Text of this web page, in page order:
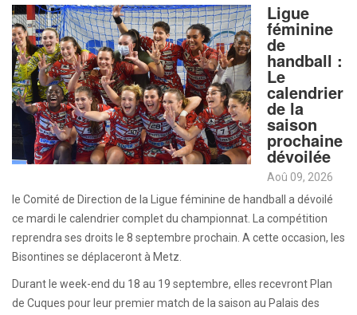
Ligue
féminine
de
handball :
Le
calendrier
de la
saison
prochaine
dévoilée
Aoû 09, 2026
le Comité de Direction de la Ligue féminine de handball a dévoilé
ce mardi le calendrier complet du championnat. La compétition
reprendra ses droits le 8 septembre prochain. A cette occasion, les
Bisontines se déplaceront à Metz.
Durant le week-end du 18 au 19 septembre, elles recevront Plan
de Cuques pour leur premier match de la saison au Palais des